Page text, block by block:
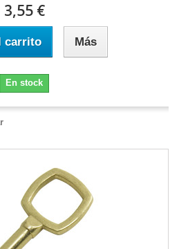
3,55 €
carrito Más
En stock